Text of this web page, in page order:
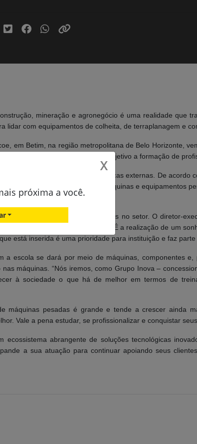
mineração e agronegócio é uma realidade que
com equipamentos de colheita, de terraplanagem e
em Betim, na região metropolitana de Belo Horizonte,
Gerais (Fiemg) tem como objetivo a formação de
de área livre destinada às práticas externas. De acordo
operação e manutenção de máquinas e equipamentos
técnica.
e equipamentos utilizados no setor. O diretor-
da indústria pesada. "É a realização de um
está inserida é uma prioridade para instituição e faz parte
escola se dará por meio de máquinas, componentes e,
máquinas. “Nós iremos, como Grupo Inova –
à sociedade o que há de melhor em termos de
máquinas pesadas é grande e tende a crescer ainda
Vale a pena estudar, se profissionalizar e conquistar
abrangente de soluções tecnológicas
a sua atuação para continuar apoiando seus
X
próxima a você.